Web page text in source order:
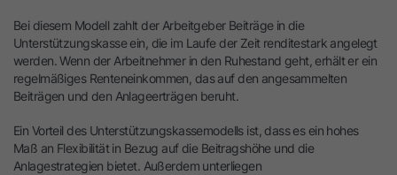
Bei diesem Modell zahlt der Arbeitgeber Beiträge in die
Unterstützungskasse ein, die im Laufe der Zeit renditestark angelegt
werden. Wenn der Arbeitnehmer in den Ruhestand geht, erhält er ein
regelmäßiges Renteneinkommen, das auf den angesammelten
Beiträgen und den Anlageerträgen beruht.
Ein Vorteil des Unterstützungskassemodells ist, dass es ein hohes
Maß an Flexibilität in Bezug auf die Beitragshöhe und die
Anlagestrategien bietet. Außerdem unterliegen